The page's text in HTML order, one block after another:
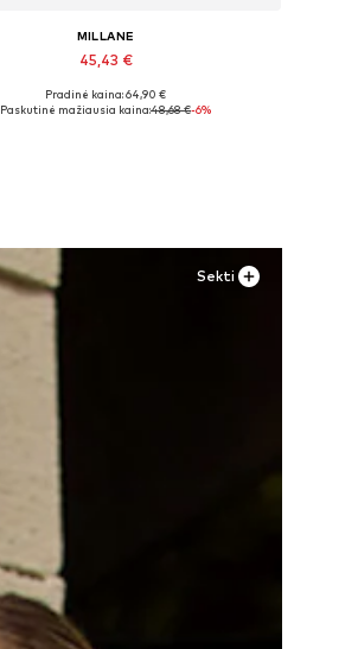
MILLANE
45,43 €
Yra daugybė dydžių
Pradinė kaina: 64,90 €
Paskutinė mažiausia kaina:48,68 €-6%
Sekti